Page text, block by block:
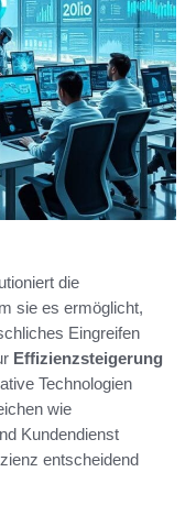
die
sie es ermöglicht,
Eingreifen
Effizienzsteigerung
Technologien
wie
Kundendienst
entscheidend